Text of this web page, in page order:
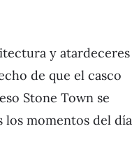
y atardeceres
de que el casco
Stone Town se
los momentos del día